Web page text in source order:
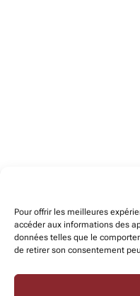
Pour offrir les meilleures
accéder aux informations des
données telles que le
de retirer son consentement